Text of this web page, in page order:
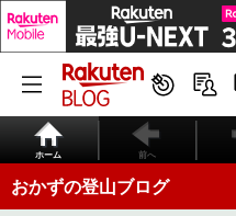
ホーム 前へ
おかずの登山ブログ